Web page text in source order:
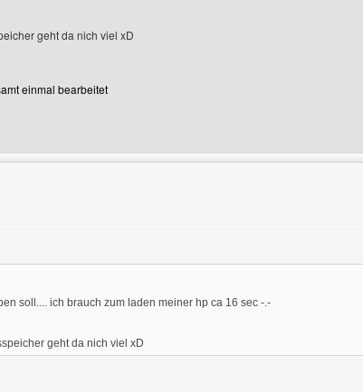
geht da nich viel xD
einmal bearbeitet
soll.... ich brauch zum laden meiner hp ca 16 sec -.-
geht da nich viel xD